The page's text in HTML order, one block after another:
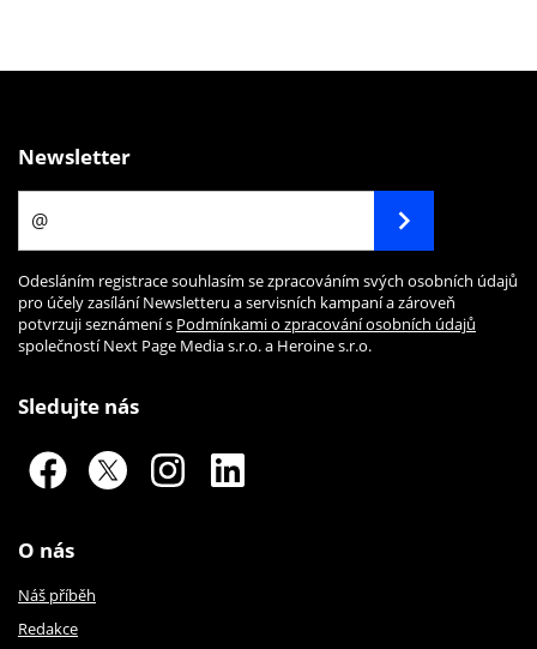
Newsletter
Odesláním registrace souhlasím se zpracováním svých osobních údajů
pro účely zasílání Newsletteru a servisních kampaní a zároveň
potvrzuji seznámení s Podmínkami o zpracování osobních údajů
společností Next Page Media s.r.o. a Heroine s.r.o.
Sledujte nás
O nás
Náš příběh
Redakce